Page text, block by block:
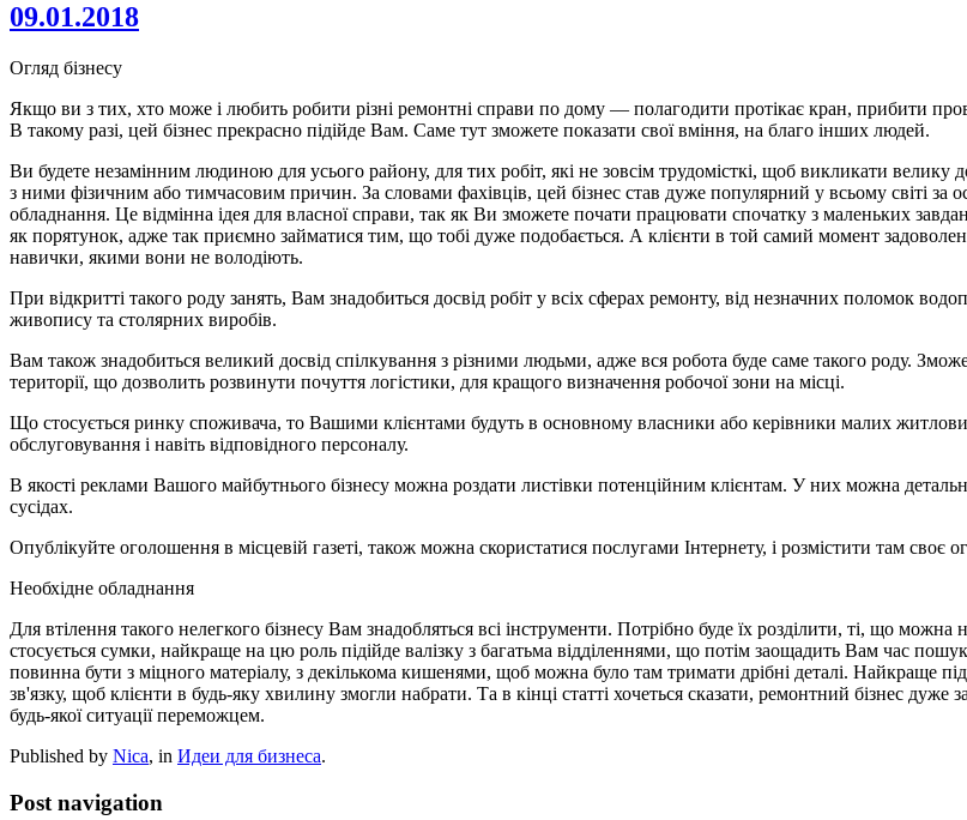
09.01.2018
Огляд бізнесу
Якщо ви з тих, хто може і любить робити різні ремонтні справи по дому — полагодити протікає кран, прибити
В такому разі, цей бізнес прекрасно підійде Вам. Саме тут зможете показати свої вміння, на благо інших людей.
Ви будете незамінним людиною для усього району, для тих робіт, які не зовсім трудомісткі, щоб викликати
з ними фізичним або тимчасовим причин. За словами фахівців, цей бізнес став дуже популярний у всьому світі за
обладнання. Це відмінна ідея для власної справи, так як Ви зможете почати працювати спочатку з маленьких
як порятунок, адже так приємно займатися тим, що тобі дуже подобається. А клієнти в той самий момент
навички, якими вони не володіють.
При відкритті такого роду занять, Вам знадобиться досвід робіт у всіх сферах ремонту, від незначних поломок
живопису та столярних виробів.
Вам також знадобиться великий досвід спілкування з різними людьми, адже вся робота буде саме такого роду.
території, що дозволить розвинути почуття логістики, для кращого визначення робочої зони на місці.
Що стосується ринку споживача, то Вашими клієнтами будуть в основному власники або керівники малих
обслуговування і навіть відповідного персоналу.
В якості реклами Вашого майбутнього бізнесу можна роздати листівки потенційним клієнтам. У них можна
сусідах.
Опублікуйте оголошення в місцевій газеті, також можна скористатися послугами Інтернету, і розмістити там своє
Необхідне обладнання
Для втілення такого нелегкого бізнесу Вам знадобляться всі інструменти. Потрібно буде їх розділити, ті, що
стосується сумки, найкраще на цю роль підійде валізку з багатьма відділеннями, що потім заощадить Вам час
повинна бути з міцного матеріалу, з декількома кишенями, щоб можна було там тримати дрібні деталі. Найкраще
зв'язку, щоб клієнти в будь-яку хвилину змогли набрати. Та в кінці статті хочеться сказати, ремонтний бізнес
будь-якої ситуації переможцем.
Published by Nica, in Идеи для бизнеса.
Post navigation